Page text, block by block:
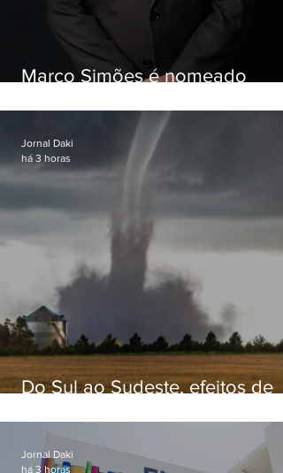
Marco Simões é nomeado
Do Sul ao Sudeste, efeitos de
apreensão na população
Jornal Daki
há 3 horas
Jornal Daki
há 3 horas